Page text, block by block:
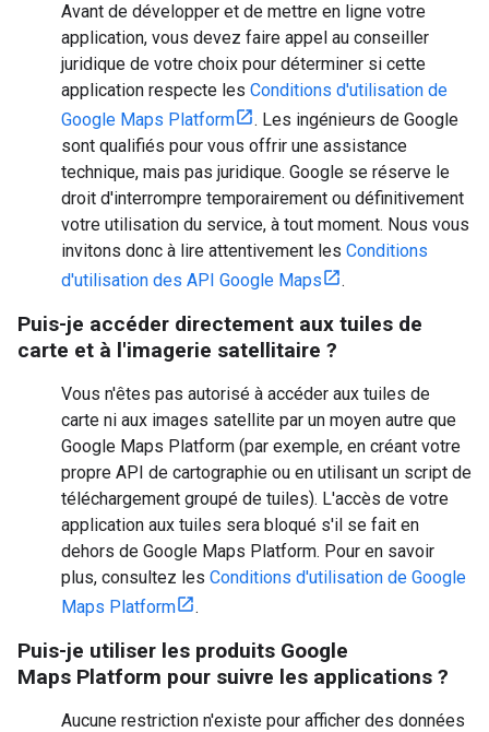
Avant de développer et de mettre en ligne votre
application, vous devez faire appel au conseiller
juridique de votre choix pour déterminer si cette
application respecte les Conditions d'utilisation de
Google Maps Platform
. Les ingénieurs de Google
sont qualifiés pour vous offrir une assistance
technique, mais pas juridique. Google se réserve le
droit d'interrompre temporairement ou définitivement
votre utilisation du service, à tout moment. Nous vous
invitons donc à lire attentivement les Conditions
d'utilisation des API Google Maps
.
Puis-je accéder directement aux tuiles de
carte et à l'imagerie satellitaire ?
Vous n'êtes pas autorisé à accéder aux tuiles de
carte ni aux images satellite par un moyen autre que
Google Maps Platform (par exemple, en créant votre
propre API de cartographie ou en utilisant un script de
téléchargement groupé de tuiles). L'accès de votre
application aux tuiles sera bloqué s'il se fait en
dehors de Google Maps Platform. Pour en savoir
plus, consultez les Conditions d'utilisation de Google
Maps Platform
.
Puis-je utiliser les produits Google
Maps Platform pour suivre les applications ?
Aucune restriction n'existe pour afficher des données